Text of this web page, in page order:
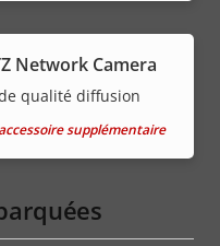
Network Camera
qualité diffusion
supplémentaire